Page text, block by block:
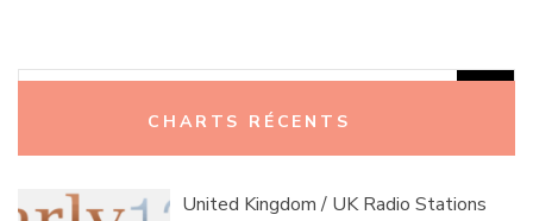
CHARTS RÉCENTS
United Kingdom / UK Radio Stations